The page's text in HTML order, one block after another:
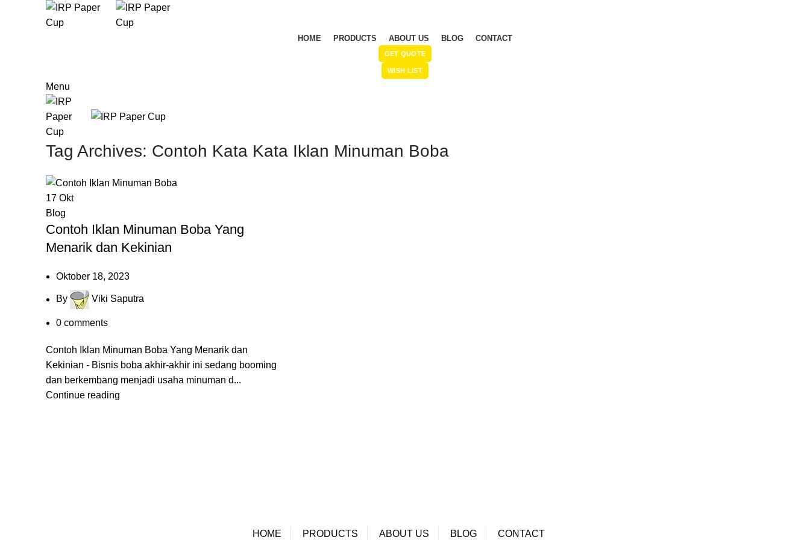
HOME PRODUCTS ABOUT US BLOG CONTACT
GET QUOTE
WISH LIST
Menu
Tag Archives: Contoh Kata Kata Iklan Minuman Boba
17 Okt
Blog
Contoh Iklan Minuman Boba Yang
Menarik dan Kekinian
Oktober 18, 2023
By Viki Saputra
0 comments
Contoh Iklan Minuman Boba Yang Menarik dan
Kekinian - Bisnis boba akhir-akhir ini sedang booming
dan berkembang menjadi usaha minuman d...
Continue reading
HOME PRODUCTS ABOUT US BLOG CONTACT